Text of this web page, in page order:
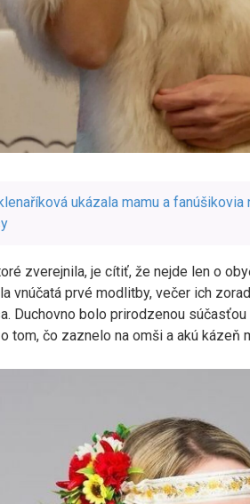
ukázala mamu a
zverejnila, je cítiť, že nejde len o
vnúčatá prvé modlitby, večer ich
Duchovno bolo prirodzenou
tom, čo zaznelo na omši a akú kázeň